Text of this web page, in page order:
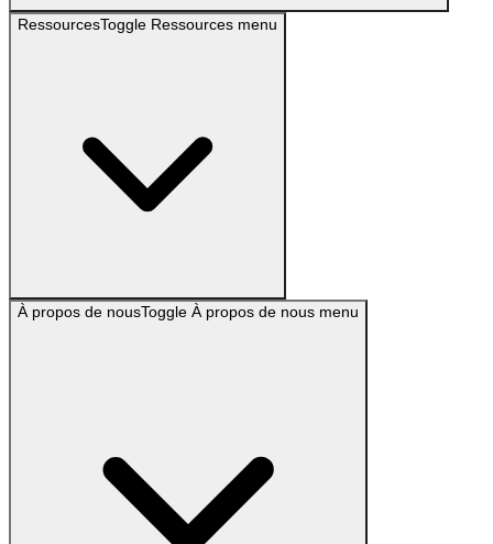
RessourcesToggle Ressources menu
À propos de nousToggle À propos de nous menu